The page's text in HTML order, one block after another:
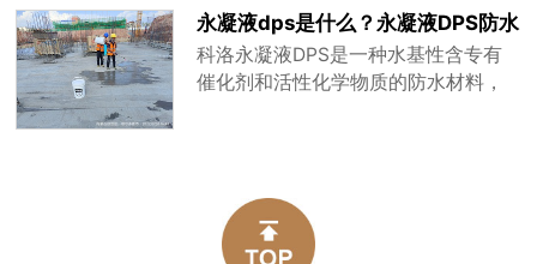
及厨房等防水工程；市政公用工程中
城市综合管廊,自来水及污水处理等防
水工程；水利水电工程中堤坝和地下
地铁及水下隧道等防水工程。
外喷永凝液DPS防水剂,从源头解决建
筑的漏水。适用范围：需要做防水保
护和混凝土保护的建筑上。
永凝液dps是什么？永凝液DPS防水
剂及其应用领域
科洛永凝液DPS是一种水基性含专有
催化剂和活性化学物质的防水材料，
闭微细裂缝，从而极大地增强混凝土
表层的密实度和抗压强度。